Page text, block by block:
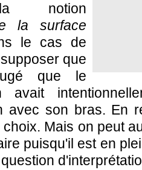
la notion
la surface
le cas de
que
que le
avait
avec son bras. En
Mais on peut
puisqu'il est en